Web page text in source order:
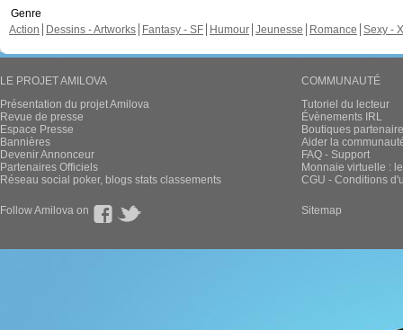
Genre
Action
Dessins - Artworks Fantasy - SF Humour Jeunesse Romance Sexy -
LE PROJET AMILOVA
Présentation du projet Amilova
Revue de presse
Espace Presse
Bannières
Devenir Annonceur
Partenaires Officiels
Réseau social poker, blogs stats classements
COMMUNAUTÉ
Tutoriel du lecteur
Évènements IRL
Boutiques
Aider la
FAQ - Support
Monnaie virtuelle :
CGU - Conditions
Follow Amilova on Sitemap